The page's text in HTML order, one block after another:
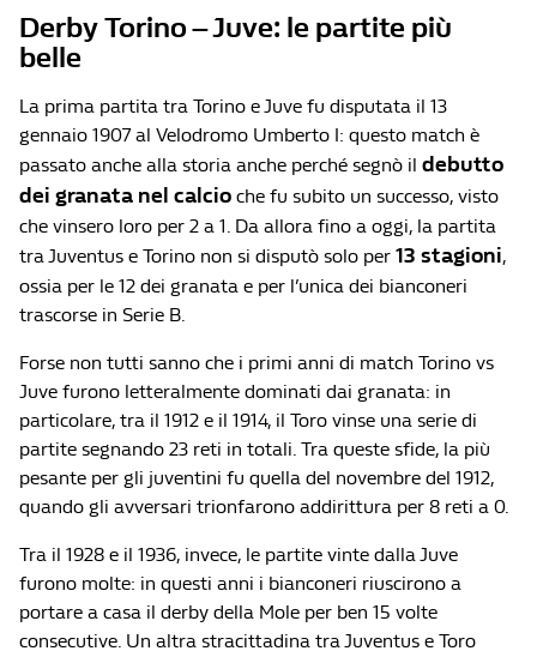
Derby Torino – Juve: le partite più
belle
La prima partita tra Torino e Juve fu disputata il 13
gennaio 1907 al Velodromo Umberto I: questo match è
passato anche alla storia anche perché segnò il debutto
dei granata nel calcio che fu subito un successo, visto
che vinsero loro per 2 a 1. Da allora fino a oggi, la partita
tra Juventus e Torino non si disputò solo per 13 stagioni,
ossia per le 12 dei granata e per l’unica dei bianconeri
trascorse in Serie B.
Forse non tutti sanno che i primi anni di match Torino vs
Juve furono letteralmente dominati dai granata: in
particolare, tra il 1912 e il 1914, il Toro vinse una serie di
partite segnando 23 reti in totali. Tra queste sfide, la più
pesante per gli juventini fu quella del novembre del 1912,
quando gli avversari trionfarono addirittura per 8 reti a 0.
Tra il 1928 e il 1936, invece, le partite vinte dalla Juve
furono molte: in questi anni i bianconeri riuscirono a
portare a casa il derby della Mole per ben 15 volte
consecutive. Un altra stracittadina tra Juventus e Toro